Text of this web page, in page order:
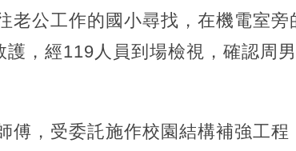
老公工作的國小尋找，在機電室
護，經119人員到場檢視，確認周
傅，受委託施作校園結構補強工程